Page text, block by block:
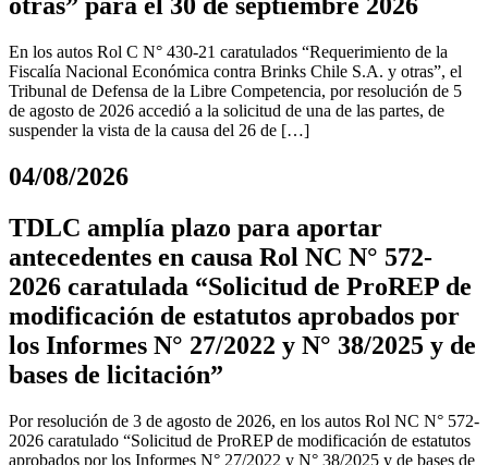
En los autos Rol C N° 430-21 caratulados “Requerimiento de la
Fiscalía Nacional Económica contra Brinks Chile S.A. y otras”, el
Tribunal de Defensa de la Libre Competencia, por resolución de 5
de agosto de 2026 accedió a la solicitud de una de las partes, de
suspender la vista de la causa del 26 de […]
04/08/2026
TDLC amplía plazo para aportar
antecedentes en causa Rol NC N° 572-
2026 caratulada “Solicitud de ProREP de
modificación de estatutos aprobados por
los Informes N° 27/2022 y N° 38/2025 y de
bases de licitación”
Por resolución de 3 de agosto de 2026, en los autos Rol NC N° 572-
2026 caratulado “Solicitud de ProREP de modificación de estatutos
aprobados por los Informes N° 27/2022 y N° 38/2025 y de bases de